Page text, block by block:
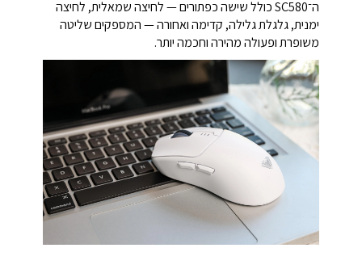
ה־SC580 כולל שישה כפתורים — לחיצה שמאלית, לחיצה
ימנית, גלגלת גלילה, קדימה ואחורה — המספקים שליטה
משופרת ופעולה מהירה וחכמה יותר.